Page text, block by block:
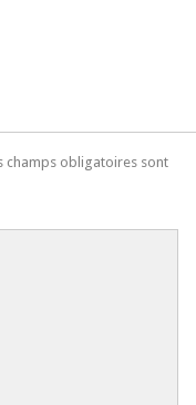
champs obligatoires sont